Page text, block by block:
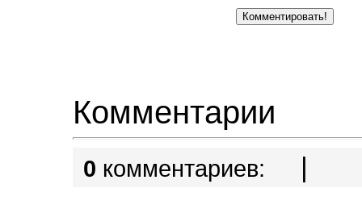
Комментарии
0 комментариев: |